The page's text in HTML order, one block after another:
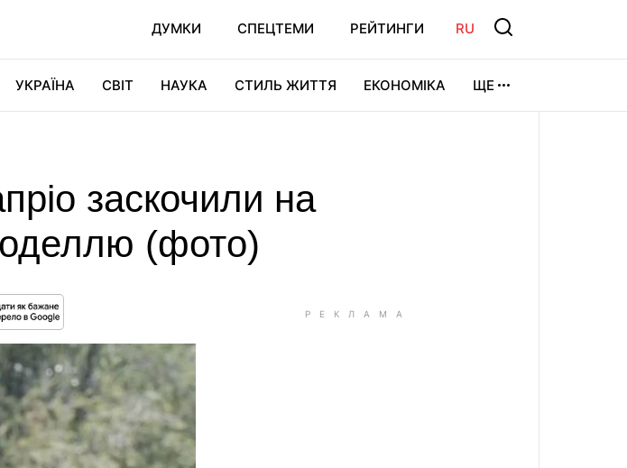
ДУМКИ СПЕЦТЕМИ РЕЙТИНГИ RU
УКРАЇНА СВІТ НАУКА СТИЛЬ ЖИТТЯ ЕКОНОМІКА ЩЕ
заскочили на
(фото)